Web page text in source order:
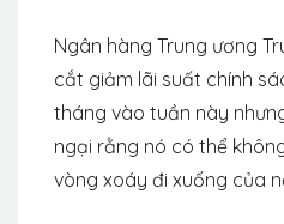
Ngân hàng Trung ương
cắt giảm lãi suất chính
tháng vào tuần này
ngại rằng nó có thể
vòng xoáy đi xuống của